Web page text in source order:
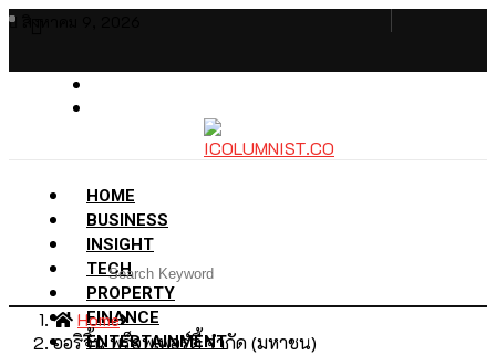
HOME
BUSINESS
INSIGHT
TECH
PROPERTY
FINANCE
ENTERTAINMENT
Home
ออริจิ้น พร็อพเพอร์ตี้ จำกัด (มหาชน)